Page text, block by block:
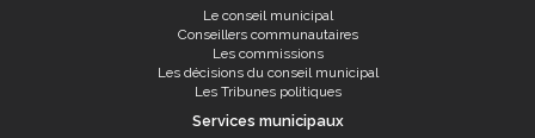
Le conseil municipal
Conseillers communautaires
Les commissions
Les décisions du conseil municipal
Les Tribunes politiques
Services municipaux